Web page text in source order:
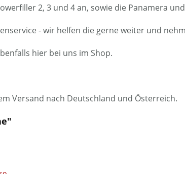
2, 3 und 4 an, sowie die Panamera
- wir helfen die gerne weiter und
hier bei uns im Shop.
Versand nach Deutschland und Österreich.